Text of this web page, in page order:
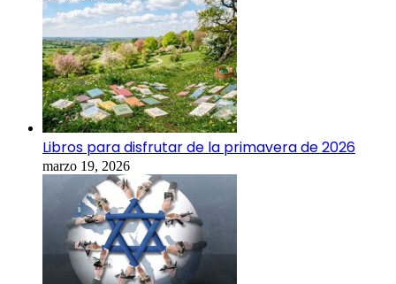
Libros para disfrutar de la primavera de 2026
marzo 19, 2026